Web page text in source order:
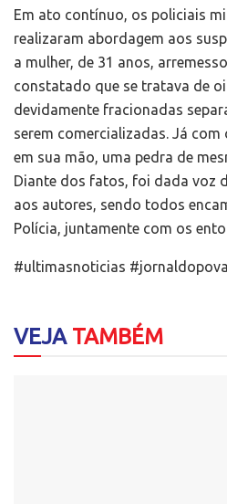
Em ato contínuo, os policiais
realizaram abordagem aos
a mulher, de 31 anos,
constatado que se tratava de
devidamente fracionadas
serem comercializadas. Já
em sua mão, uma pedra de
Diante dos fatos, foi dada voz
aos autores, sendo todos
Polícia, juntamente com os
#ultimasnoticias
VEJATAMBÉM